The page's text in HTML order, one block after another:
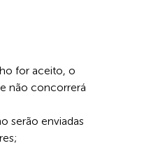
for aceito, o
não concorrerá
serão enviadas